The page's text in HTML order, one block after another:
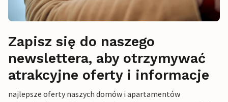
Zapisz się do naszego
newslettera, aby otrzymywać
atrakcyjne oferty i informacje
najlepsze oferty naszych domów i apartamentów